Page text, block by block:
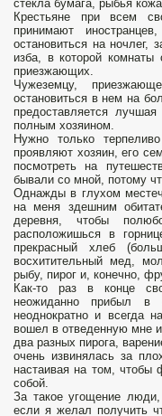
стекла бумага, рыбья
Крестьяне при всем
принимают
остановиться на ночлег,
изба, в которой
приезжающих.
Чужеземцу,
остановиться в нем на
предоставляется
полным хозяином.
Нужно только
проявляют хозяин, его
посмотреть на
бывали со мной, потому
Однажды в глухом
на меня здешним
деревня, чтобы
расположишься в
прекрасный хлеб
восхитительный мед,
рыбу, пирог и, конечно,
Как-то раз в конце
неожиданно прибыл
неоднократно и всегда
вошел в отведенную мне
два разных пирога,
очень извинялась за
настаивая на том, чтобы
собой.
За такое угощение
если я желал получить